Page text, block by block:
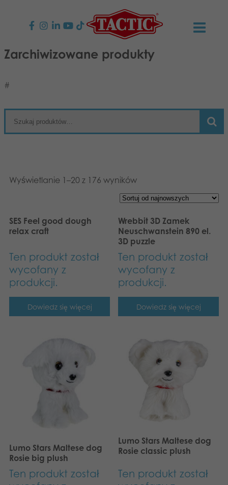
PRODUKTY
Gry rodzinne
Gry dla dorosłych
TACTIC
Zasady postępowania
KONTAKT
Media
Dansk
Nederlands
Français
Zarchiwizowane produkty
#
Wyświetlanie 1–20 z 176 wyników
SES Feel good dough
relax craft
Ten produkt został
wycofany z
produkcji.
Dowiedz się więcej
Wrebbit 3D Zamek
Neuschwanstein 890 el.
3D puzzle
Ten produkt został
wycofany z
produkcji.
Dowiedz się więcej
Lumo Stars Maltese dog
Rosie big plush
Ten produkt został
Lumo Stars Maltese dog
Rosie classic plush
Ten produkt został